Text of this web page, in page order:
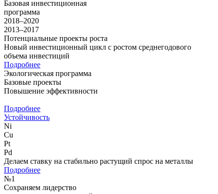
Базовая инвестиционная
программа
2018–2020
2013–2017
Потенциальные проекты роста
Новый инвестиционный цикл с ростом среднегодового
объема инвестиций
Подробнее
Экологическая программа
Базовые проекты
Повышение эффективности
Подробнее
Устойчивость
Ni
Cu
Pt
Pd
Делаем ставку на стабильно растущий спрос на металлы
Подробнее
№1
Сохраняем лидерство